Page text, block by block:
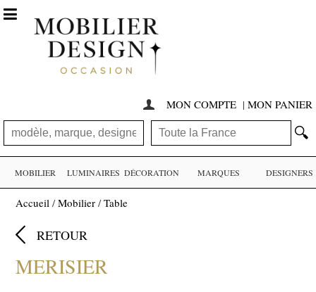
 MON COMPTE | MON PANIER
🔍

MOBILIER LUMINAIRES DÉCORATION MARQUES DESIGNERS
Accueil /Mobilier /Table
 RETOUR
MERISIER